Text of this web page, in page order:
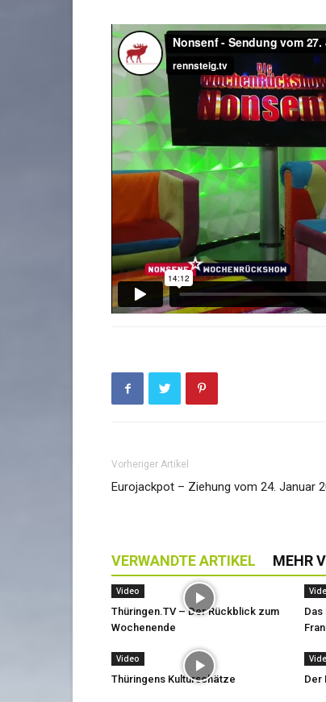
Vorheriger Artikel
Eurojackpot – Ziehung vom 24. Januar
VERWANDTE ARTIKEL MEHR
Video
Thüringen.TV – Der Rückblick zum
Wochenende
Das
Video
Thüringens Kulturschätze Der